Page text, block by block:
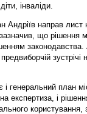
інваліди.
Андріїв направ
що рішення
законодавства.
зустрічі
генеральний план
експертиза, і